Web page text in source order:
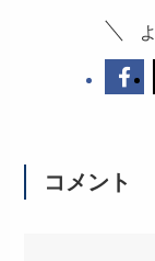
コメント